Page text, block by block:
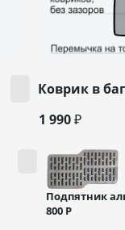
Коврик в
1 990 ₽
Подпятник
800 Р